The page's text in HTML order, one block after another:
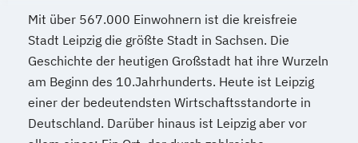
Mit über 567.000 Einwohnern ist die kreisfreie
Stadt Leipzig die größte Stadt in Sachsen. Die
Geschichte der heutigen Großstadt hat ihre Wurzeln
am Beginn des 10.Jahrhunderts. Heute ist Leipzig
einer der bedeutendsten Wirtschaftsstandorte in
Deutschland. Darüber hinaus ist Leipzig aber vor